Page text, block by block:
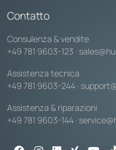
Contatto
Consulenza & vendite
+49 781 9603-123 ·
Assistenza tecnica
+49 781 9603-244 ·
Assistenza & riparazioni
+49 781 9603-144 ·